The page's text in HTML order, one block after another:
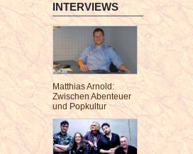
INTERVIEWS
Matthias Arnold:
Zwischen Abenteuer
und Popkultur